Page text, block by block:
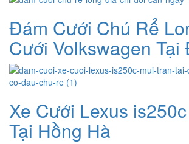
Đám Cưới Chú Rể
Cưới Volkswagen Tại
Xe Cưới Lexus
Tại Hồng Hà